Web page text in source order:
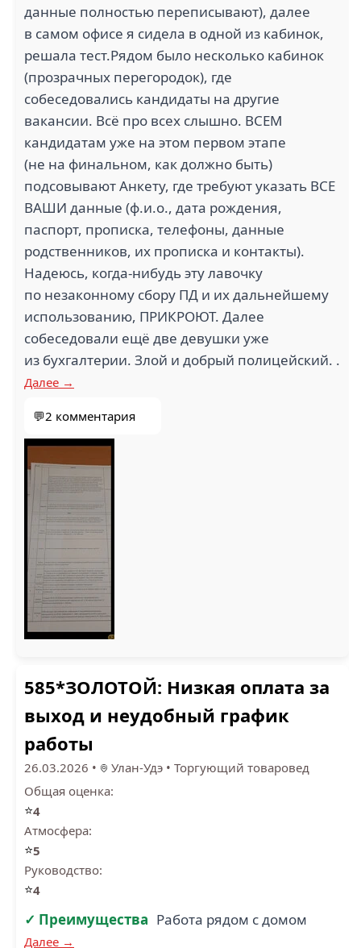
данные полностью переписывают), далее
в самом офисе я сидела в одной из кабинок,
решала тест.Рядом было несколько кабинок
(прозрачных перегородок), где
собеседовались кандидаты на другие
вакансии. Всё про всех слышно. ВСЕМ
кандидатам уже на этом первом этапе
(не на финальном, как должно быть)
подсовывают Анкету, где требуют указать ВСЕ
ВАШИ данные (ф.и.о., дата рождения,
паспорт, прописка, телефоны, данные
родственников, их прописка и контакты).
Надеюсь, когда-нибудь эту лавочку
по незаконному сбору ПД и их дальнейшему
использованию, ПРИКРОЮТ. Далее
собеседовали ещё две девушки уже
из бухгалтерии. Злой и добрый полицейский. .
Далее →
💬2 комментария
585*ЗОЛОТОЙ: Низкая оплата за
выход и неудобный график
работы
26.03.2026 • Улан-Удэ • Торгующий товаровед
Общая оценка:
⭐4
Атмосфера:
⭐5
Руководство:
⭐4
✓ Преимущества Работа рядом с домом
Далее →